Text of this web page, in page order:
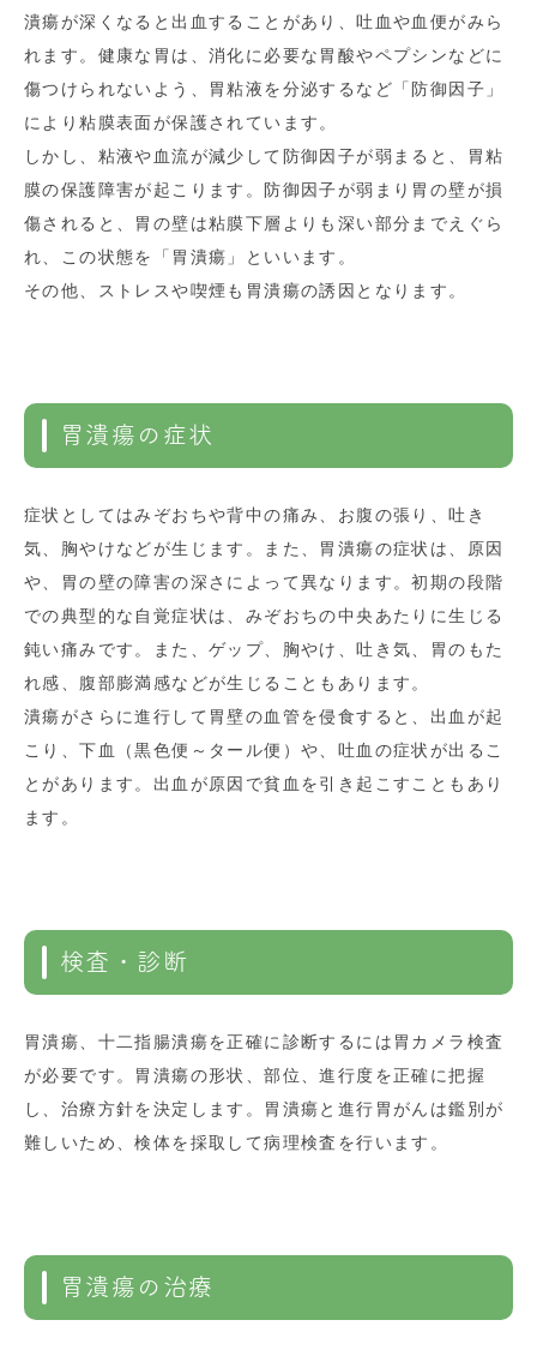
潰瘍が深くなると出血することがあり、吐血や血便がみら
れます。健康な胃は、消化に必要な胃酸やペプシンなどに
傷つけられないよう、胃粘液を分泌するなど「防御因子」
により粘膜表面が保護されています。
しかし、粘液や血流が減少して防御因子が弱まると、胃粘
膜の保護障害が起こります。防御因子が弱まり胃の壁が損
傷されると、胃の壁は粘膜下層よりも深い部分までえぐら
れ、この状態を「胃潰瘍」といいます。
その他、ストレスや喫煙も胃潰瘍の誘因となります。
胃潰瘍の症状
症状としてはみぞおちや背中の痛み、お腹の張り、吐き
気、胸やけなどが生じます。また、胃潰瘍の症状は、原因
や、胃の壁の障害の深さによって異なります。初期の段階
での典型的な自覚症状は、みぞおちの中央あたりに生じる
鈍い痛みです。また、ゲップ、胸やけ、吐き気、胃のもた
れ感、腹部膨満感などが生じることもあります。
潰瘍がさらに進行して胃壁の血管を侵食すると、出血が起
こり、下血（黒色便～タール便）や、吐血の症状が出るこ
とがあります。出血が原因で貧血を引き起こすこともあり
ます。
検査・診断
胃潰瘍、十二指腸潰瘍を正確に診断するには胃カメラ検査
が必要です。胃潰瘍の形状、部位、進行度を正確に把握
し、治療方針を決定します。胃潰瘍と進行胃がんは鑑別が
難しいため、検体を採取して病理検査を行います。
胃潰瘍の治療